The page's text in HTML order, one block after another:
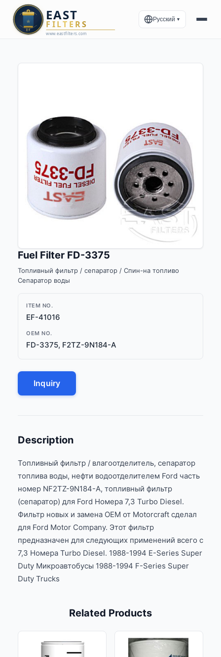
Русский ▼
Fuel Filter FD-3375
Топливный фильтр / сепаратор / Спин-на топливо
Сепаратор воды
ITEM NO.
EF-41016
OEM NO.
FD-3375, F2TZ-9N184-A
Inquiry
Description
Топливный фильтр / влагоотделитель, сепаратор
топлива воды, нефти водоотделителем Ford часть
номер NF2TZ-9N184-A, топливный фильтр
(сепаратор) для Ford Номера 7,3 Turbo Diesel.
Фильтр новых и замена OEM от Motorcraft сделал
для Ford Motor Company. Этот фильтр
предназначен для следующих применений всего с
7,3 Номера Turbo Diesel. 1988-1994 E-Series Super
Duty Микроавтобусы 1988-1994 F-Series Super
Duty Trucks
Related Products